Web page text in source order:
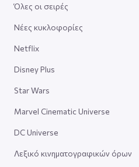
Όλες οι σειρές
Νέες κυκλοφορίες
Netflix
Disney Plus
Star Wars
Marvel Cinematic Universe
DC Universe
Λεξικό κινηματογραφικών όρων